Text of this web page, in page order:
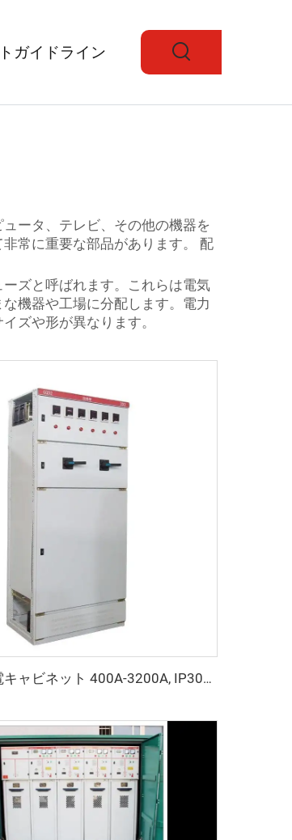
ガイドライン
ータ、テレビ、その他の機器を
常に重要な部品があります。 配
ズと呼ばれます。これらは電気
機器や工場に分配します。電力
ズや形が異なります。
GGD電力配電キャビネット 400A-3200A, IP30保護, 商業および工業用